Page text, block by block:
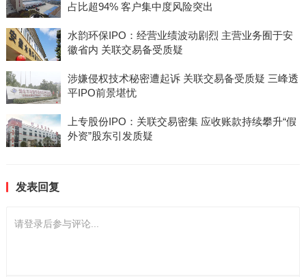
占比超94% 客户集中度风险突出
水韵环保IPO：经营业绩波动剧烈 主营业务囿于安
徽省内 关联交易备受质疑
涉嫌侵权技术秘密遭起诉 关联交易备受质疑 三峰透
平IPO前景堪忧
上专股份IPO：关联交易密集 应收账款持续攀升“假
外资”股东引发质疑
发表回复
请登录后参与评论...